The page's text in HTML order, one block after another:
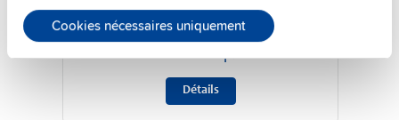
Cookies nécessaires uniquement
Kit de montage latéral
Fiche technique
Détails